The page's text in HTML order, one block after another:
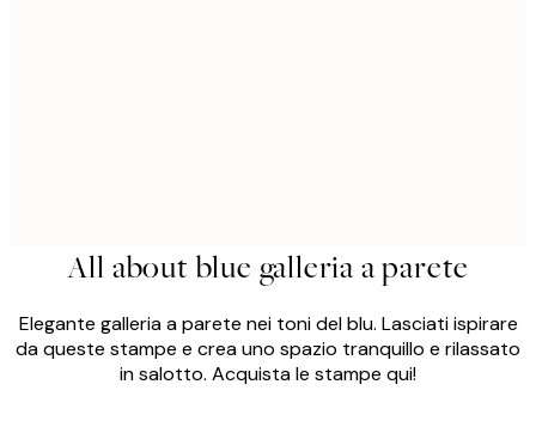
All about blue galleria a parete
Elegante galleria a parete nei toni del blu. Lasciati ispirare
da queste stampe e crea uno spazio tranquillo e rilassato
in salotto. Acquista le stampe qui!